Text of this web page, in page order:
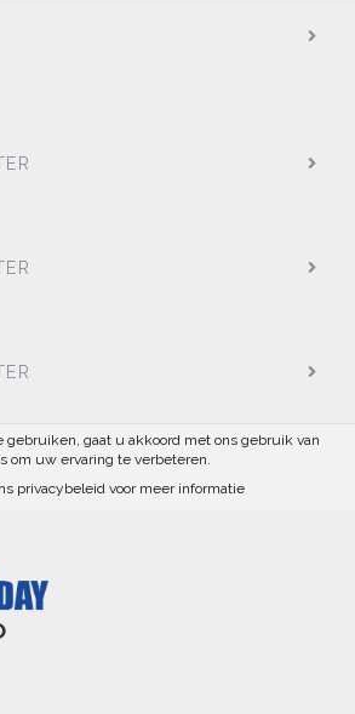
gebruiken, gaat u akkoord met ons gebruik van
om uw ervaring te verbeteren.
privacybeleid voor meer informatie